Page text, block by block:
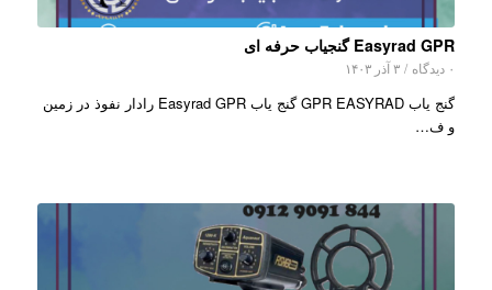
Easyrad GPR گنجیاب حرفه ای
۰ دیدگاه / ۳ آذر ۱۴۰۳
گنج یاب GPR EASYRAD گنج یاب Easyrad GPR رادار نفوذ در زمین
و ف…